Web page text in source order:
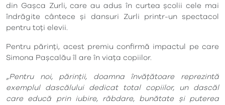
din Gașca Zurli, care au adus în curtea școlii cele mai
îndrăgite cântece și dansuri Zurli printr-un spectacol
pentru toți elevii.
Pentru părinți, acest premiu confirmă impactul pe care
Simona Pașcalău îl are în viața copiilor.
„Pentru noi, părinții, doamna învățătoare reprezintă
exemplul dascălului dedicat total copiilor, un dascăl
care educă prin iubire, răbdare, bunătate și puterea